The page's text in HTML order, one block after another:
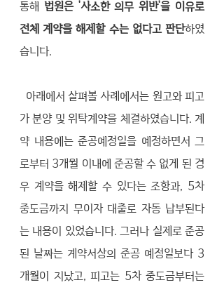
통해 법원은 '사소한 의무 위반'을 이유로
전체 계약을 해제할 수는 없다고 판단하였
습니다.
가 분양 및 위탁계약을 체결하였습니다. 계
약 내용에는 준공예정일을 예정하면서 그
로부터 3개월 이내에 준공할 수 없게 된 경
우 계약을 해제할 수 있다는 조항과, 5차
중도금까지 무이자 대출로 자동 납부된다
는 내용이 있었습니다. 그러나 실제로 준공
된 날짜는 계약서상의 준공 예정일보다 3
개월이 지났고, 피고는 5차 중도금부터는